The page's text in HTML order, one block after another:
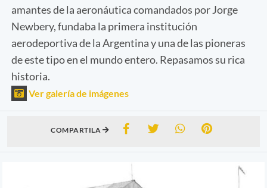
amantes de la aeronáutica comandados por Jorge
Newbery, fundaba la primera institución
aerodeportiva de la Argentina y una de las pioneras
de este tipo en el mundo entero. Repasamos su rica
historia.
Ver galería de imágenes
COMPARTILA